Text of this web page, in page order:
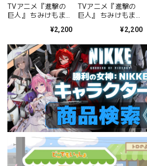
TVアニメ『進撃の
巨人』 ちみけもます
¥2,200
TVアニメ『進撃の
巨人』 ちみけもます
¥2,200